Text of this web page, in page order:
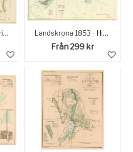
Laholm 1855 - Historisk Karta Landskrona 1853 - Historisk Karta
Från 299 kr